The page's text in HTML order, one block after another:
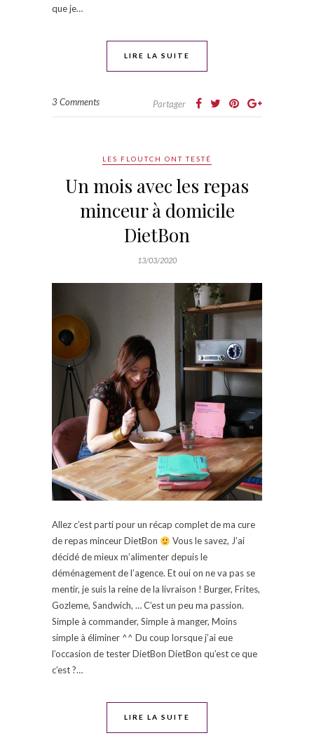
que je…
LIRE LA SUITE
3 Comments Partager
LES FLOUTCH ONT TESTÉ
Un mois avec les repas
minceur à domicile
DietBon
13/03/2020
Allez c’est parti pour un récap complet de ma cure
de repas minceur DietBon
Vous le savez, J’ai
décidé de mieux m’alimenter depuis le
déménagement de l’agence. Et oui on ne va pas se
mentir, je suis la reine de la livraison ! Burger, Frites,
Gozleme, Sandwich, … C’est un peu ma passion.
Simple à commander, Simple à manger, Moins
simple à éliminer ^^ Du coup lorsque j’ai eue
l’occasion de tester DietBon DietBon qu’est ce que
c’est ?…
LIRE LA SUITE